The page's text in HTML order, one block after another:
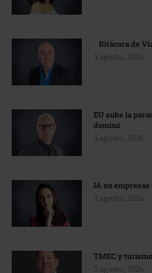
Bitácora de
3 agosto, 2026
EU sube la
dominó
3 agosto, 2026
IA en
3 agosto, 2026
TMEC y turismo
3 agosto, 2026